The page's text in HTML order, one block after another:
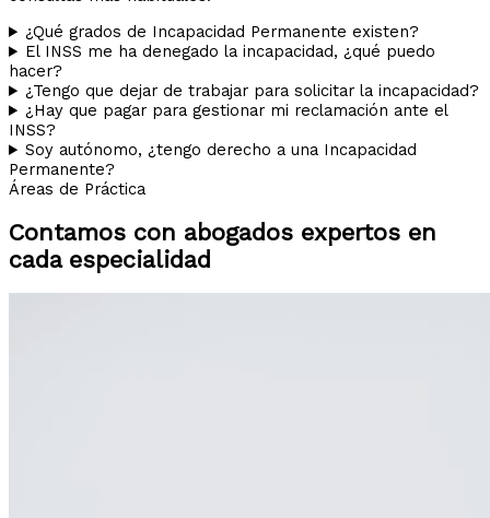
¿Qué grados de Incapacidad Permanente existen?
El INSS me ha denegado la incapacidad, ¿qué puedo
hacer?
¿Tengo que dejar de trabajar para solicitar la incapacidad?
¿Hay que pagar para gestionar mi reclamación ante el
INSS?
Soy autónomo, ¿tengo derecho a una Incapacidad
Permanente?
Áreas de Práctica
Contamos con abogados expertos en
cada especialidad